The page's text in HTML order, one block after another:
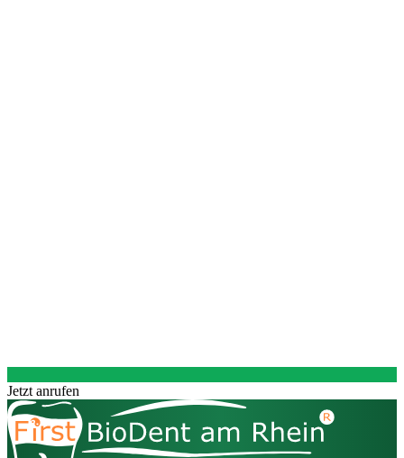
Jetzt anrufen